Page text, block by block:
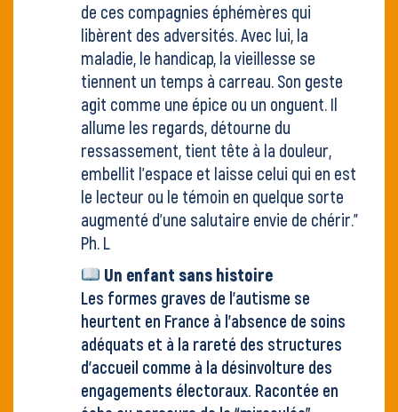
de ces compagnies éphémères qui
libèrent des adversités. Avec lui, la
maladie, le handicap, la vieillesse se
tiennent un temps à carreau. Son geste
agit comme une épice ou un onguent. Il
allume les regards, détourne du
ressassement, tient tête à la douleur,
embellit l’espace et laisse celui qui en est
le lecteur ou le témoin en quelque sorte
augmenté d’une salutaire envie de chérir."
Ph. L
Un enfant sans histoire
Les formes graves de l’autisme se
heurtent en France à l’absence de soins
adéquats et à la rareté des structures
d’accueil comme à la désinvolture des
engagements électoraux. Racontée en